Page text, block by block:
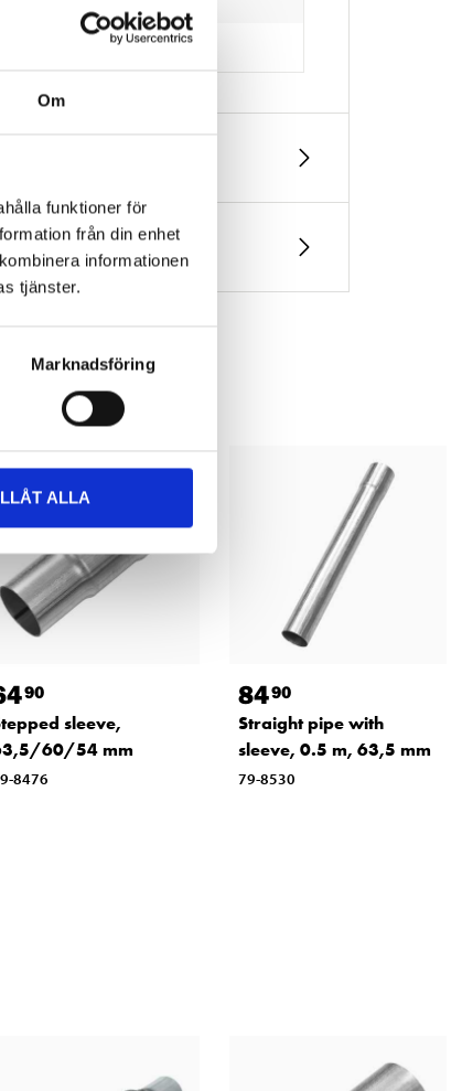
Om
funktioner för
från din enhet
informationen
tjänster.
Marknadsföring
ALLA
90
sleeve,
60/54 mm
8476
8490
Straight pipe with
sleeve, 0.5 m, 63,5 mm
79-8530